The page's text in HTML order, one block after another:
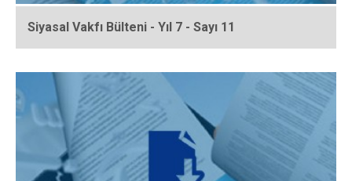
Siyasal Vakfı Bülteni - Yıl 7 - Sayı 11